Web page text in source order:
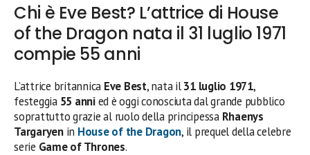
Chi è Eve Best? L’attrice di House
of the Dragon nata il 31 luglio 1971
compie 55 anni
L’attrice britannica Eve Best, nata il31 luglio 1971,
festeggia 55 annied è oggi conosciuta dal grande pubblico
soprattutto grazie al ruolo della principessa Rhaenys
Targaryenin House of the Dragon, il prequel della celebre
serie Game of Thrones.